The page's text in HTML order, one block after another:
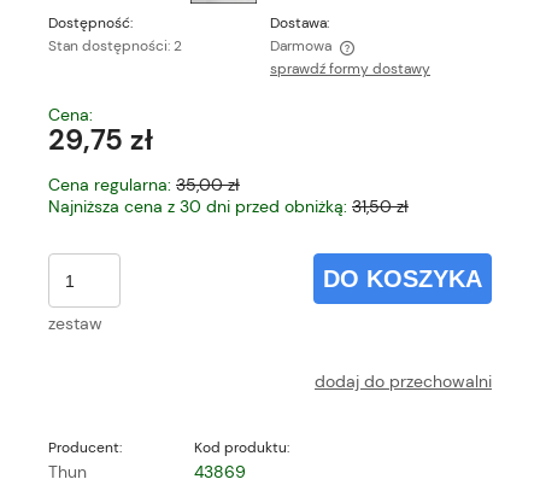
Dostępność:
Stan dostępności: 2
Dostawa:
Darmowa
Cena nie zawiera ewentualnych kosztów płatności
sprawdź formy dostawy
Cena:
29,75 zł
Cena regularna: 35,00 zł
Najniższa cena z 30 dni przed obniżką: 31,50 zł
zestaw
DO KOSZYKA
dodaj do przechowalni
Producent:
Thun
Kod produktu:
43869